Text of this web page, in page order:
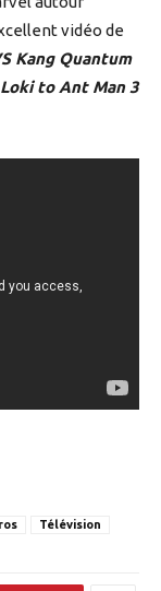
vidéo de
Kang Quantum
to Ant Man 3
Télévision